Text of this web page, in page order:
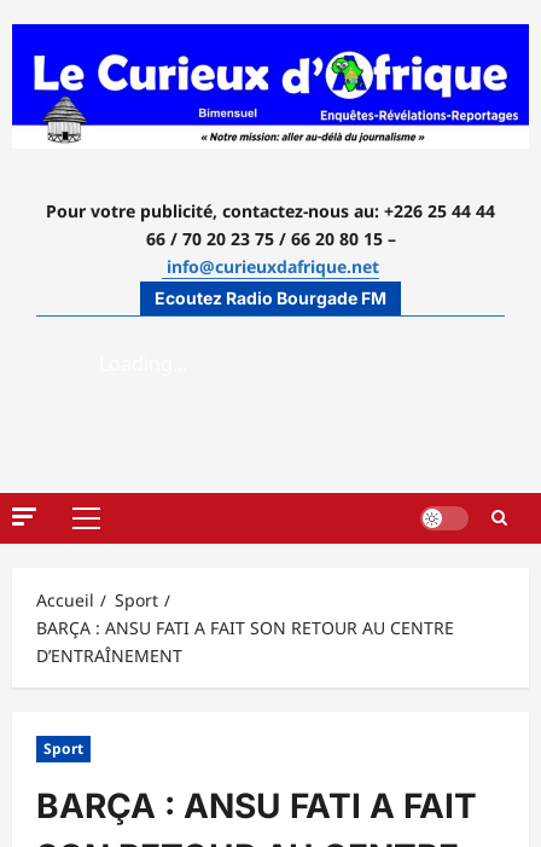
contenu
Pour votre publicité, contactez-nous au: +226 25 44 44
66 / 70 20 23 75 / 66 20 80 15 –
info@curieuxdafrique.net
Ecoutez Radio Bourgade FM
Menu
Accueil
Sport
BARÇA : ANSU FATI A FAIT SON RETOUR AU CENTRE
D’ENTRAÎNEMENT
Sport
BARÇA : ANSU FATI A FAIT